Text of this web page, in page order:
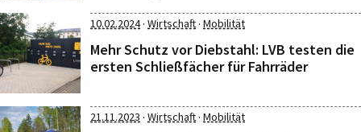
10.02.2024· Wirtschaft· Mobilität
Mehr Schutz vor Diebstahl: LVB testen die
ersten Schließfächer für Fahrräder
21.11.2023 · Wirtschaft· Mobilität